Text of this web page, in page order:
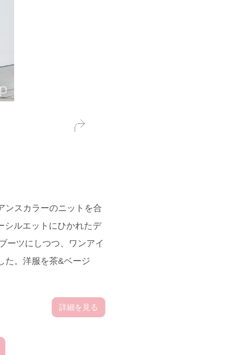
ンスカラーのニットを合
シルエットにひかれたデ
ーツにしつつ、ワンアイ
た。洋服を茶&ベージ
詳細を見る